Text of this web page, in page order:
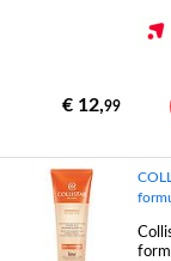
€ 12,99